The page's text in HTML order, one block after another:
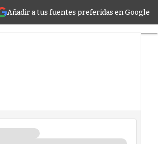
Añadir a tus fuentes preferidas en Google